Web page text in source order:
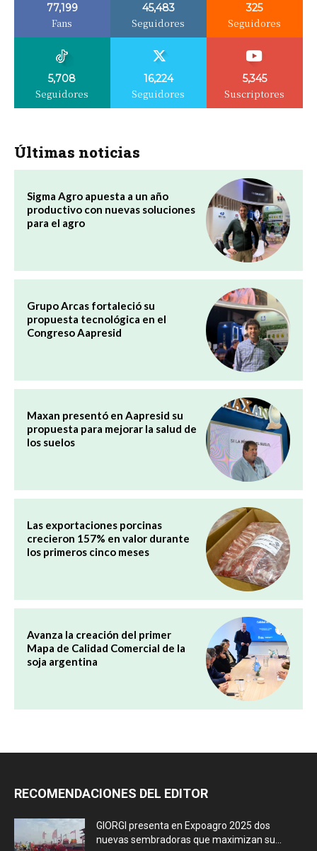
77,199
Fans
45,483
Seguidores
325
Seguidores
5,708
Seguidores
16,224
Seguidores
5,345
Suscriptores
Últimas noticias
Sigma Agro apuesta a un año
productivo con nuevas soluciones
para el agro
Grupo Arcas fortaleció su
propuesta tecnológica en el
Congreso Aapresid
Maxan presentó en Aapresid su
propuesta para mejorar la salud de
los suelos
Las exportaciones porcinas
crecieron 157% en valor durante
los primeros cinco meses
Avanza la creación del primer
Mapa de Calidad Comercial de la
soja argentina
RECOMENDACIONES DEL EDITOR
GIORGI presenta en Expoagro 2025 dos
nuevas sembradoras que maximizan su...